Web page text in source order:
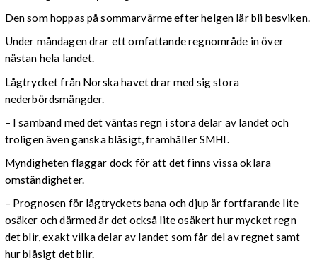
Den som hoppas på sommarvärme efter helgen lär bli besviken.
Under måndagen drar ett omfattande regnområde in över
nästan hela landet.
Lågtrycket från Norska havet drar med sig stora
nederbördsmängder.
– I samband med det väntas regn i stora delar av landet och
troligen även ganska blåsigt, framhåller SMHI.
Myndigheten flaggar dock för att det finns vissa oklara
omständigheter.
– Prognosen för lågtryckets bana och djup är fortfarande lite
osäker och därmed är det också lite osäkert hur mycket regn
det blir, exakt vilka delar av landet som får del av regnet samt
hur blåsigt det blir.